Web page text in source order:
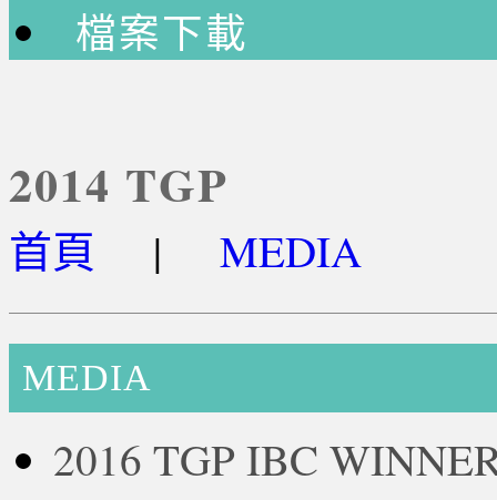
檔案下載
2014 TGP
首頁 | MEDIA
MEDIA
2016 TGP IBC